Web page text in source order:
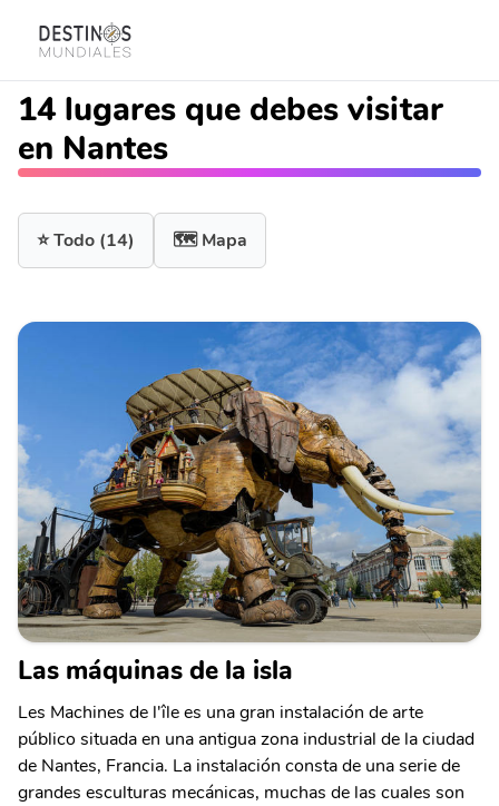
14 lugares que debes visitar
en Nantes
⭐ Todo (14) 🗺️ Mapa
Las máquinas de la isla
Les Machines de l'île es una gran instalación de arte
público situada en una antigua zona industrial de la ciudad
de Nantes, Francia. La instalación consta de una serie de
grandes esculturas mecánicas, muchas de las cuales son